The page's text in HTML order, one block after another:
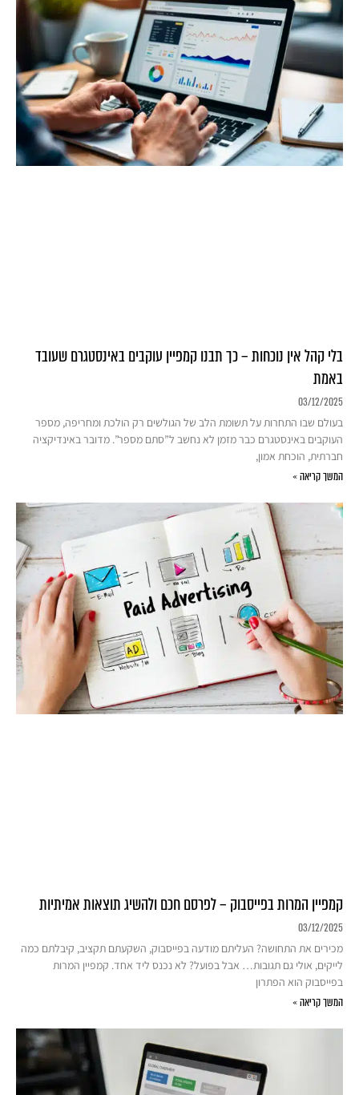
בלי קהל אין נוכחות – כך תבנו קמפיין עוקבים באינסטגרם שעובד
באמת
03/12/2025
בעולם שבו התחרות על תשומת הלב של הגולשים רק הולכת ומחריפה, מספר
העוקבים באינסטגרם כבר מזמן לא נחשב ל”סתם מספר”. מדובר באינדיקציה
חברתית, הוכחת אמון,
המשך קריאה »
קמפיין המרות בפייסבוק – לפרסם חכם ולהשיג תוצאות אמיתיות
03/12/2025
מכירים את התחושה? העליתם מודעה בפייסבוק, השקעתם תקציב, קיבלתם כמה
לייקים, אולי גם תגובות… אבל בפועל? לא נכנס ליד אחד. קמפיין המרות
בפייסבוק הוא הפתרון
המשך קריאה »